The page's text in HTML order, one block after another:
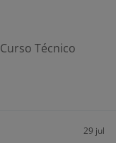
Curso Técnico
29 jul